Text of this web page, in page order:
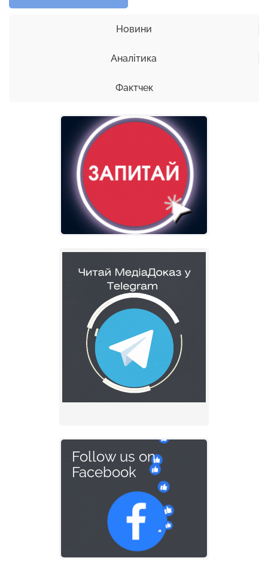
Новини
Аналітика
Фактчек
Follow us on
Facebook